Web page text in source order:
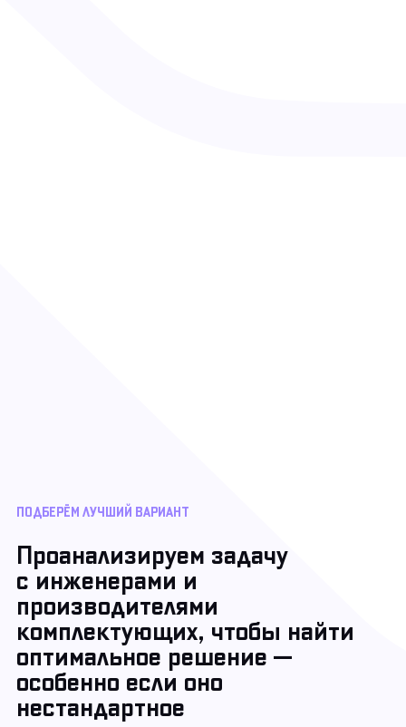
ПОДБЕРЁМ ЛУЧШИЙ ВАРИАНТ
Проанализируем задачу
с инженерами и
производителями
комплектующих, чтобы найти
оптимальное решение —
особенно если оно
нестандартное